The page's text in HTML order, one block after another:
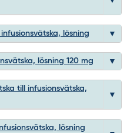
lösning
lösning 120 mg
till infusionsvätska,
lösning